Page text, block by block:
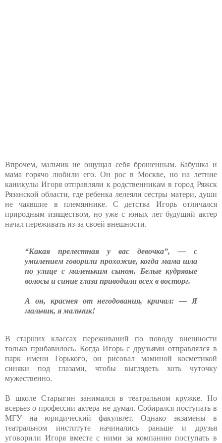
Впрочем, мальчик не ощущал себя брошенным. Бабушка и
мама горячо любили его. Он рос в Москве, но на летние
каникулы Игоря отправляли к родственникам в город Ряжск
Рязанской области, где ребенка лелеяли сестры матери, души
не чаявшие в племяннике. С детства Игорь отличался
природным изяществом, но уже с юных лет будущий актер
начал переживать из-за своей внешности.
“Какая прелестная у вас девочка”, — с
умилением говорили прохожие, когда мама шла
по улице с маленьким сыном. Белые кудрявые
волосы и синие глаза приводили всех в восторг.
А он, краснея от негодования, кричал: — Я
мальчик, я мальчик!
В старших классах переживаний по поводу внешности
только прибавилось. Когда Игорь с друзьями отправлялся в
парк имени Горького, он рисовал маминой косметикой
синяки под глазами, чтобы выглядеть хоть чуточку
мужественно.
В школе Старыгин занимался в театральном кружке. Но
всерьез о профессии актера не думал. Собирался поступать в
МГУ на юридический факультет. Однако экзамены в
театральном институте начинались раньше и друзья
уговорили Игоря вместе с ними за компанию поступать в